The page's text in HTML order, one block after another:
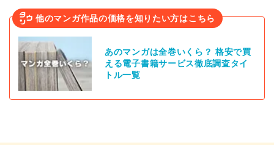
他のマンガ作品の価格を知りたい方はこちら
あのマンガは全巻いくら？ 格安で買
える電子書籍サービス徹底調査タイ
トル一覧